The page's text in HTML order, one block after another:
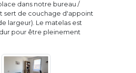
dans notre bureau /
sert de couchage d'appoint
largeur). Le matelas est
pour être pleinement